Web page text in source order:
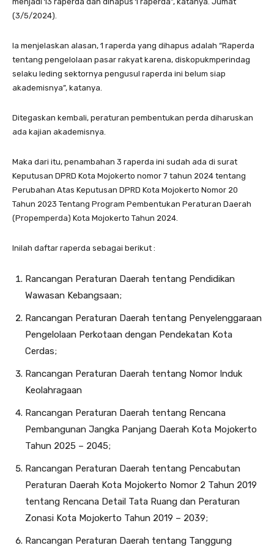
(3/5/2024).
Ia menjelaskan alasan, 1 raperda yang dihapus adalah “Raperda
tentang pengelolaan pasar rakyat karena, diskopukmperindag
selaku leding sektornya pengusul raperda ini belum siap
akademisnya”, katanya.
Ditegaskan kembali, peraturan pembentukan perda diharuskan
ada kajian akademisnya.
Maka dari itu, penambahan 3 raperda ini sudah ada di surat
Keputusan DPRD Kota Mojokerto nomor 7 tahun 2024 tentang
Perubahan Atas Keputusan DPRD Kota Mojokerto Nomor 20
Tahun 2023 Tentang Program Pembentukan Peraturan Daerah
(Propemperda) Kota Mojokerto Tahun 2024.
Inilah daftar raperda sebagai berikut :
Rancangan Peraturan Daerah tentang Pendidikan
Wawasan Kebangsaan;
Rancangan Peraturan Daerah tentang Penyelenggaraan
Pengelolaan Perkotaan dengan Pendekatan Kota
Cerdas;
Rancangan Peraturan Daerah tentang Nomor Induk
Keolahragaan
Rancangan Peraturan Daerah tentang Rencana
Pembangunan Jangka Panjang Daerah Kota Mojokerto
Tahun 2025 – 2045;
Rancangan Peraturan Daerah tentang Pencabutan
Peraturan Daerah Kota Mojokerto Nomor 2 Tahun 2019
tentang Rencana Detail Tata Ruang dan Peraturan
Zonasi Kota Mojokerto Tahun 2019 – 2039;
Rancangan Peraturan Daerah tentang Tanggung